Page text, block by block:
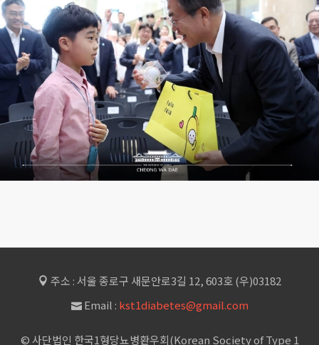
주소 : 서울 종로구 새문안로3길 12, 603호 (우)03182
Email : kst1diabetes@gmail.com
© 사단법인 한국1형당뇨병환우회(Korean Society of Type 1